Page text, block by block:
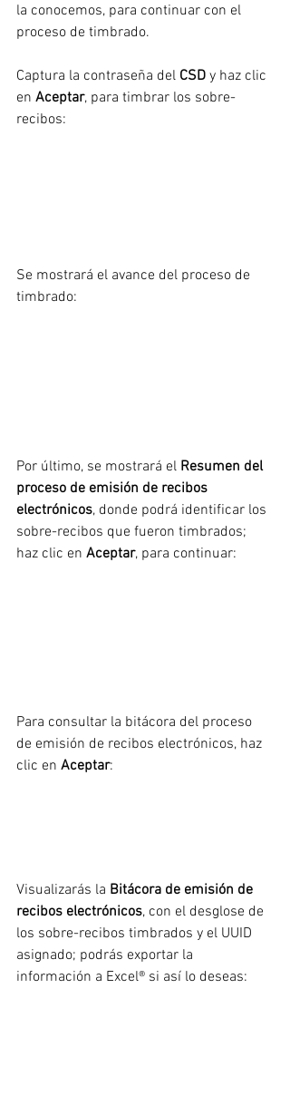
la conocemos, para continuar con el
proceso de timbrado.
Captura la contraseña del CSD y haz clic
en Aceptar, para timbrar los sobre-
recibos:
Se mostrará el avance del proceso de
timbrado:
Por último, se mostrará el Resumen del
proceso de emisión de recibos
electrónicos, donde podrá identificar los
sobre-recibos que fueron timbrados;
haz clic en Aceptar, para continuar:
Para consultar la bitácora del proceso
de emisión de recibos electrónicos, haz
clic en Aceptar:
Visualizarás la Bitácora de emisión de
recibos electrónicos, con el desglose de
los sobre-recibos timbrados y el UUID
asignado; podrás exportar la
información a Excel® si así lo deseas: